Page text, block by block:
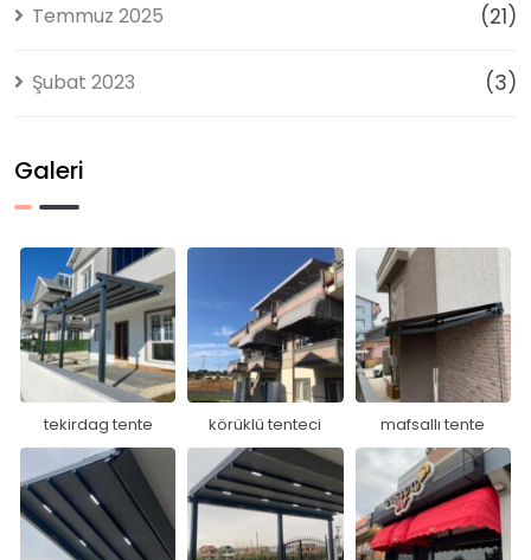
Temmuz 2025 (21)
Şubat 2023 (3)
Galeri
tekirdag tente körüklü tenteci mafsallı tente